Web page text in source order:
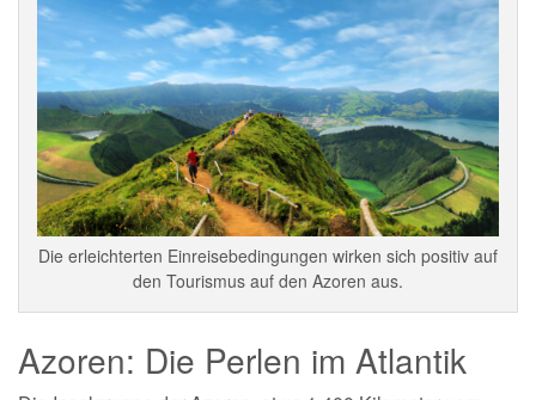
Die erleichterten Einreisebedingungen wirken sich positiv auf
den Tourismus auf den Azoren aus.
Azoren: Die Perlen im Atlantik